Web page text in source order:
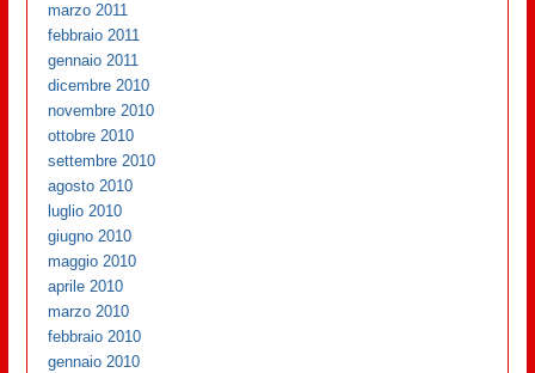
marzo 2011
febbraio 2011
gennaio 2011
dicembre 2010
novembre 2010
ottobre 2010
settembre 2010
agosto 2010
luglio 2010
giugno 2010
maggio 2010
aprile 2010
marzo 2010
febbraio 2010
gennaio 2010